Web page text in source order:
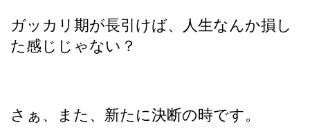
ガッカリ期が長引けば、人生なんか損し
た感じじゃない？
さぁ、また、新たに決断の時です。